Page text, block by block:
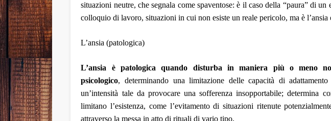
situazioni neutre,che segnala come spaventose:è il caso della “paura” di un
colloquio di lavoro, situazioni in cui non esiste un reale pericolo, ma è l’ansia
L’ansia (patologica)
L’ansia è patologica quando disturba in maniera più o meno
psicologico, determinando una limitazione delle capacità di
un’intensità tale da provocare una sofferenza insopportabile; determina
limitano l’esistenza, come l’evitamentodi situazioni ritenute
attraverso la messa in atto di rituali di vario tipo.